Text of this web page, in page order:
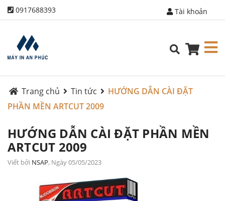
0917688393 Tài khoản
Trang chủ Tin tức
HƯỚNG DẪN CÀI ĐẶT
PHẦN MỀN ARTCUT 2009
HƯỚNG DẪN CÀI ĐẶT PHẦN MỀN
ARTCUT 2009
Viết bởi NSAP, Ngày 05/05/2023